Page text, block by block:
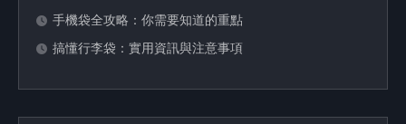
手機袋全攻略：你需要知道的重點
搞懂行李袋：實用資訊與注意事項